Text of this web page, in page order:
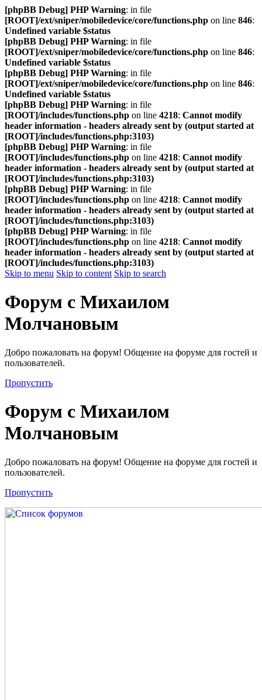
[phpBB Debug] PHP Warning: in file
[ROOT]/ext/sniper/mobiledevice/core/functions.php on line 846:
Undefined variable $status
[phpBB Debug] PHP Warning: in file
[ROOT]/ext/sniper/mobiledevice/core/functions.php on line 846:
Undefined variable $status
[phpBB Debug] PHP Warning: in file
[ROOT]/ext/sniper/mobiledevice/core/functions.php on line 846:
Undefined variable $status
[phpBB Debug] PHP Warning: in file
[ROOT]/includes/functions.php on line 4218: Cannot modify
header information - headers already sent by (output started at
[ROOT]/includes/functions.php:3103)
[phpBB Debug] PHP Warning: in file
[ROOT]/includes/functions.php on line 4218: Cannot modify
header information - headers already sent by (output started at
[ROOT]/includes/functions.php:3103)
[phpBB Debug] PHP Warning: in file
[ROOT]/includes/functions.php on line 4218: Cannot modify
header information - headers already sent by (output started at
[ROOT]/includes/functions.php:3103)
[phpBB Debug] PHP Warning: in file
[ROOT]/includes/functions.php on line 4218: Cannot modify
header information - headers already sent by (output started at
[ROOT]/includes/functions.php:3103)
Skip to menu Skip to content Skip to search
Форум с Михаилом
Молчановым
Добро пожаловать на форум! Общение на форуме для гостей и
пользователей.
Пропустить
Форум с Михаилом
Молчановым
Добро пожаловать на форум! Общение на форуме для гостей и
пользователей.
Пропустить